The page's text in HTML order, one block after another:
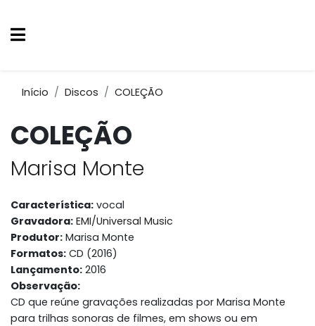
Início Discos COLEÇÃO
COLEÇÃO
Marisa Monte
Característica: vocal
Gravadora: EMI/Universal Music
Produtor: Marisa Monte
Formatos: CD (2016)
Lançamento: 2016
Observação:
CD que reúne gravações realizadas por Marisa Monte
para trilhas sonoras de filmes, em shows ou em